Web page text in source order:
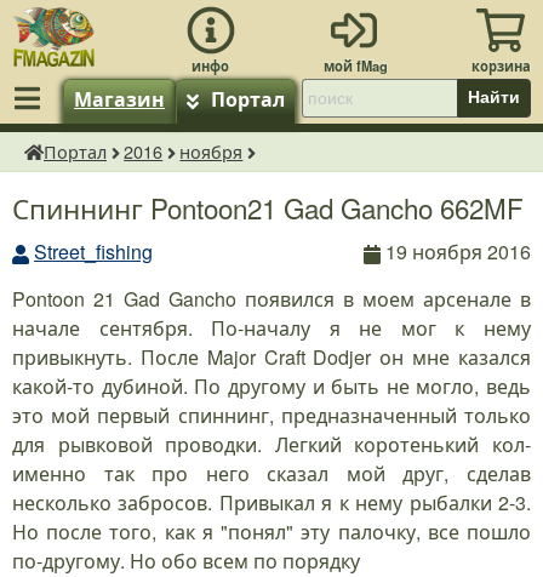
Магазин Портал Найти
fMagazin.ru
Портал 2016 ноября
Спиннинг Pontoon21 Gad Gancho 662MF
Street_fishing
19 ноября 2016
Pontoon 21 Gad Gancho появился в моем арсенале в
начале сентября. По-началу я не мог к нему
привыкнуть. После Major Craft Dodjer он мне казался
какой-то дубиной. По другому и быть не могло, ведь
это мой первый спиннинг, предназначенный только
для рывковой проводки. Легкий коротенький кол-
именно так про него сказал мой друг, сделав
несколько забросов. Привыкал я к нему рыбалки 2-3.
Но после того, как я "понял" эту палочку, все пошло
по-другому. Но обо всем по порядку